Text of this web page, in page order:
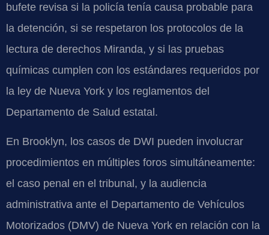
bufete revisa si la policía tenía causa probable para
la detención, si se respetaron los protocolos de la
lectura de derechos Miranda, y si las pruebas
químicas cumplen con los estándares requeridos por
la ley de Nueva York y los reglamentos del
Departamento de Salud estatal.
En Brooklyn, los casos de DWI pueden involucrar
procedimientos en múltiples foros simultáneamente:
el caso penal en el tribunal, y la audiencia
administrativa ante el Departamento de Vehículos
Motorizados (DMV) de Nueva York en relación con la